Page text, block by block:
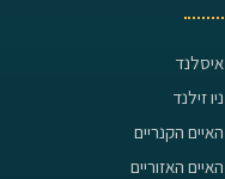
איסלנד
ניו זילנד
האיים הקנריים
האיים האזוריים